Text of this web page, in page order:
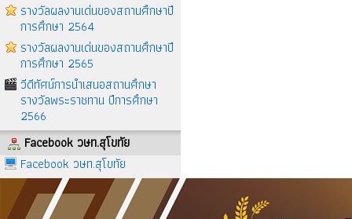
รางวัลผลงานเด่นของสถานศึกษาปี
การศึกษา 2564
รางวัลผลงานเด่นของสถานศึกษาปี
การศึกษา 2565
วีดีทัศน์การนำเสนอสถานศึกษา
รางวัลพระราชทาน ปีการศึกษา
2566
Facebook วษท.สุโขทัย
Facebook วษท.สุโขทัย